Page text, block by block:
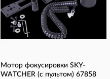
Мотор фокусировки SKY-
WATCHER (с пультом) 67858